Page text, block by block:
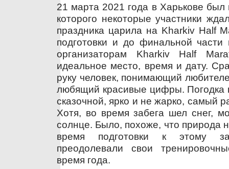
21 марта 2021 года в Харькове
которого некоторые участники
праздника царила на Kharkiv Half
подготовки и до финальной части
организаторам Kharkiv Half
идеальное место, время и дату.
руку человек, понимающий
любящий красивые цифры. Погодка
сказочной, ярко и не жарко, самый
Хотя, во время забега шел снег,
солнце. Было, похоже, что природа
время подготовки к этому
преодолевали свои
время года.